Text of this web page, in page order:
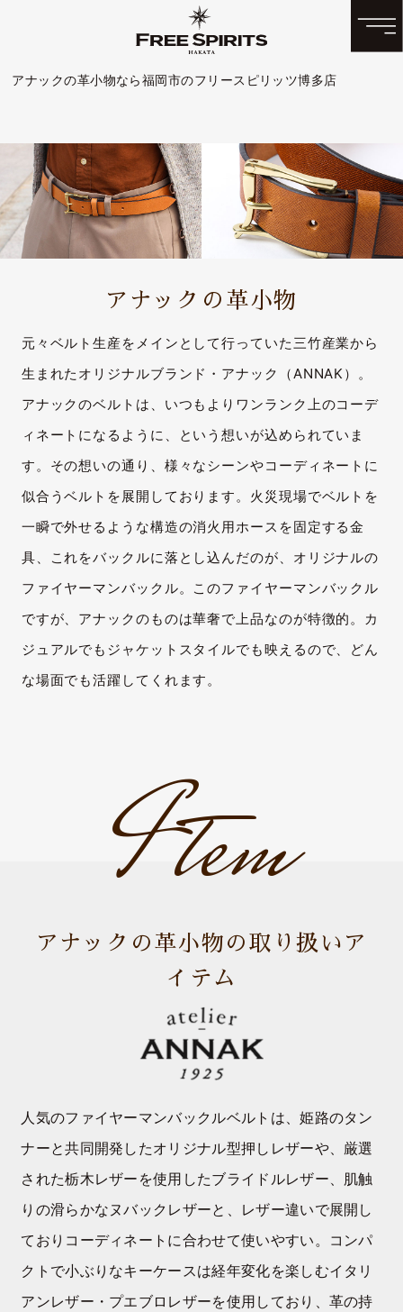
アナックの革小物なら福岡市のフリースピリッツ博多店
アナックの革小物
元々ベルト生産をメインとして行っていた三竹産業から
生まれたオリジナルブランド・アナック（ANNAK）。
アナックのベルトは、いつもよりワンランク上のコーデ
ィネートになるように、という想いが込められていま
す。その想いの通り、様々なシーンやコーディネートに
似合うベルトを展開しております。火災現場でベルトを
一瞬で外せるような構造の消火用ホースを固定する金
具、これをバックルに落とし込んだのが、オリジナルの
ファイヤーマンバックル。このファイヤーマンバックル
ですが、アナックのものは華奢で上品なのが特徴的。カ
ジュアルでもジャケットスタイルでも映えるので、どん
な場面でも活躍してくれます。
Item
アナックの革小物の取り扱いア
イテム
人気のファイヤーマンバックルベルトは、姫路のタン
ナーと共同開発したオリジナル型押しレザーや、厳選
された栃木レザーを使用したブライドルレザー、肌触
りの滑らかなヌバックレザーと、レザー違いで展開し
ておりコーディネートに合わせて使いやすい。コンパ
クトで小ぶりなキーケースは経年変化を楽しむイタリ
アンレザー・プエブロレザーを使用しており、革の持